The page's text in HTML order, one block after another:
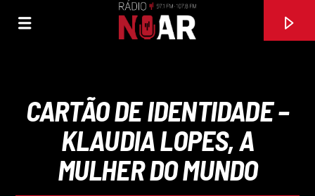
CARTÃO DE IDENTIDADE –
KLAUDIA LOPES, A
MULHER DO MUNDO